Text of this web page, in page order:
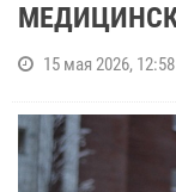
15 мая 2026, 12:58